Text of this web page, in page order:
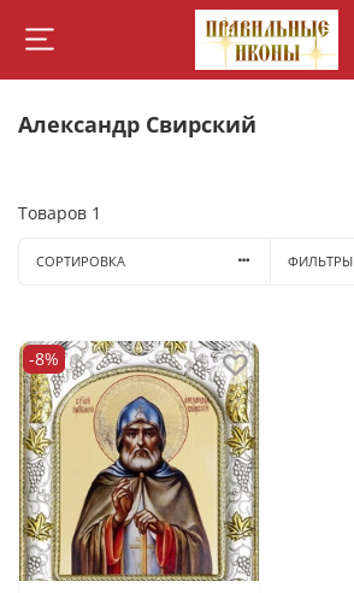
Александр Свирский
Товаров 1
СОРТИРОВКА ФИЛЬТРЫ
-8%